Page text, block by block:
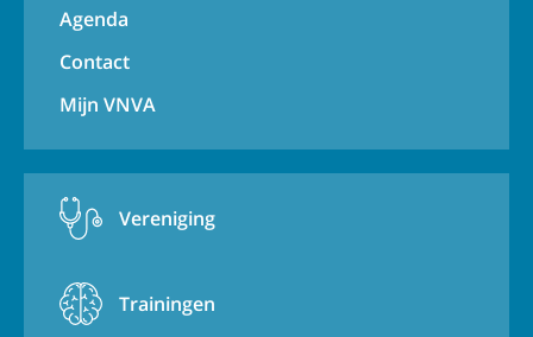
Agenda
Contact
Mijn VNVA
Vereniging
Trainingen